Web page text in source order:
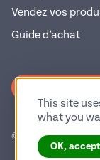
Vendez vos
Guide d’achat
© 2026 Pop
This site
what you
OK, accept